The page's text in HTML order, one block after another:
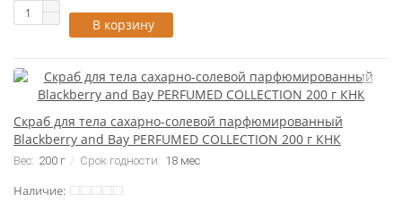
В корзину
Скраб для тела сахарно-солевой парфюмированный
Blackberry and Bay PERFUMED COLLECTION 200 г КНК
Вес: 200 г Срок годности: 18 мес
Наличие: